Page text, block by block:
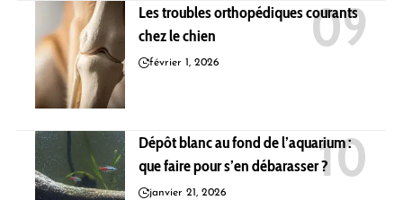
Les troubles orthopédiques courants
chez le chien
février 1, 2026
Dépôt blanc au fond de l’aquarium :
que faire pour s’en débarasser ?
janvier 21, 2026